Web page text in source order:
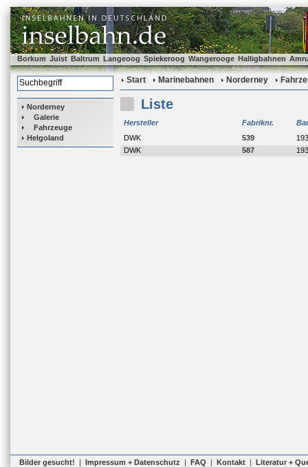
Borkum Juist Baltrum Langeoog Spiekeroog Wangerooge Halligbahnen
Norderney
Galerie
Fahrzeuge
Helgoland
Start Marinebahnen Norderney
Liste
Hersteller Fabriknr.
DWK
539
DWK
587
Bilder gesucht! | Impressum + Datenschutz | FAQ | Kontakt | Literatur +